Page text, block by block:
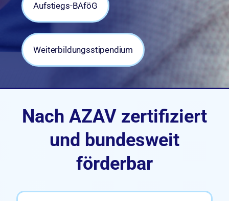
Aufstiegs-BAföG
Weiterbildungsstipendium
Nach AZAV zertifiziert
und bundesweit
förderbar